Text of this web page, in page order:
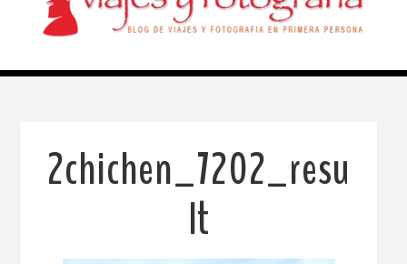
2chichen_7202_resu
lt